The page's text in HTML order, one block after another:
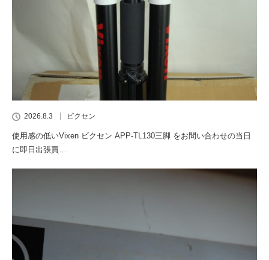
2026.8.3 ビクセン
使用感の低いVixen ビクセン APP-TL130三脚 をお問い合わせの当日
に即日出張買…